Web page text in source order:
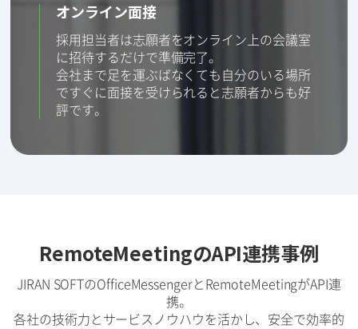
オンライン面接
採用担当者は志願者をオンライン上の会議室
に招待するだけで準備完了。
会社まで足を運ぶばなくても自分のいる場所
ですぐに面接を受けられると志願者からも好
評です。
RemoteMeetingのAPI連携事例
JIRAN SOFTのOfficeMessengerとRemoteMeetingがAPI連
携。
各社の技術力とサービスノウハウを活かし、安全で効率的